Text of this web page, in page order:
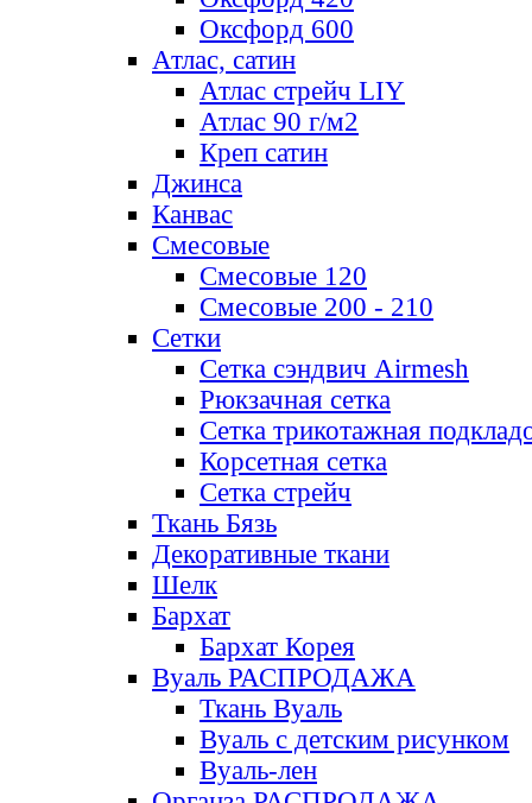
Оксфорд 600
Атлас, сатин
Атлас стрейч LIY
Атлас 90 г/м2
Креп сатин
Джинса
Канвас
Смесовые
Смесовые 120
Смесовые 200 - 210
Сетки
Сетка сэндвич Airmesh
Рюкзачная сетка
Сетка трикотажная
Корсетная сетка
Сетка стрейч
Ткань Бязь
Декоративные ткани
Шелк
Бархат
Бархат Корея
Вуаль РАСПРОДАЖА
Ткань Вуаль
Вуаль с детским рисунком
Вуаль-лен